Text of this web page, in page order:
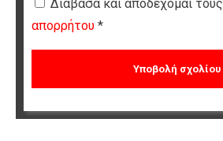
Διάβασα και αποδέχομαι τους
απορρήτου *